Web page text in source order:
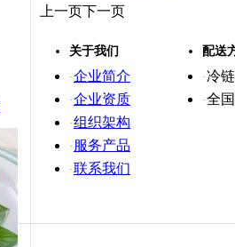
上一页下一页
关于我们
·企业简介
·企业资质
·组织架构
· 服务产品
·联系我们
配送
·冷
·全